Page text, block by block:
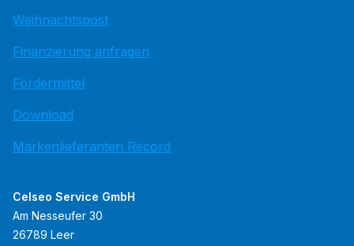
Weihnachtspost
Finanzierung anfragen
Fördermittel
Download
Markenlieferanten Record
Celseo Service GmbH
Am Nesseufer 30
26789 Leer